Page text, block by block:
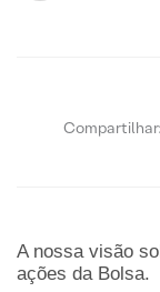
Compartilhar:
A nossa visão
ações da Bolsa.